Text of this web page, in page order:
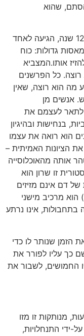
שהוא
מילחמת ישראל-פלסטין, הנמשכת מזה 120 שנה, הגיעה לאחד
גדולות: כוח
אותו.המצביא
רוצה. כל הפרשנים
מה הוא רוצה, שאין
אנשים מן
לתאר לעצמם את
בנחישות ובהיגיון
הוא רואה את עצמו
הציונות האמיתית –
אותה מהאוכלוסייה
זו שרון הוא
דם אינם מזיזים
הוא מרכיב מישני
בתחבולות, אינו נרתע
הזמן שנותר לו כדי
כך עליו לפורר את
החמושים, לשבור את
מנותקות זו מזו
ידי התנחלויות,